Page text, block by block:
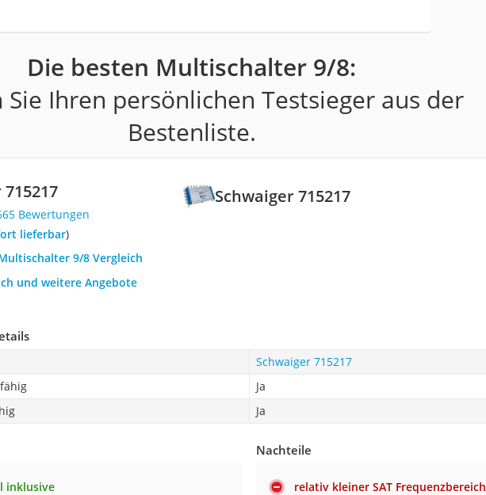
Die besten Multischalter 9/8:
Sie Ihren persönlichen Testsieger aus der
Bestenliste.
Schwaiger 715217
Bewertungen
lieferbar)
9/8 Vergleich
und weitere Angebote
Schwaiger 715217
Ja
Ja
inklusive
Nachteile
relativ kleiner SAT Frequenzbereich